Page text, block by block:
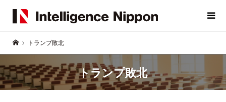
トランプ敗北
トランプ敗北